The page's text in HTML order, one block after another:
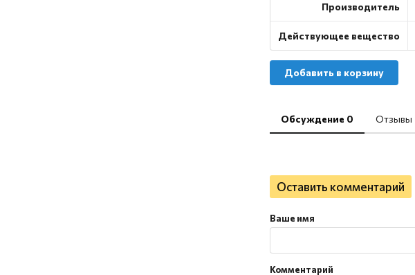
Производитель
Действующее вещество
Добавить в корзину
Обсуждение 0 Отзывы
Оставить комментарий
Ваше имя
Комментарий